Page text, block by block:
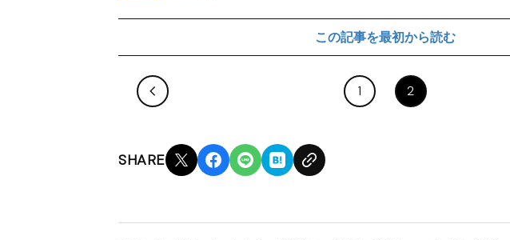
この記事を最初から読む
1 2
SHARE